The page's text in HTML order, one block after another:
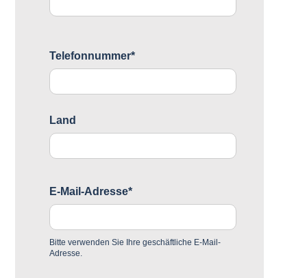
Telefonnummer*
Land
E-Mail-Adresse*
Bitte verwenden Sie Ihre geschäftliche E-Mail-
Adresse.